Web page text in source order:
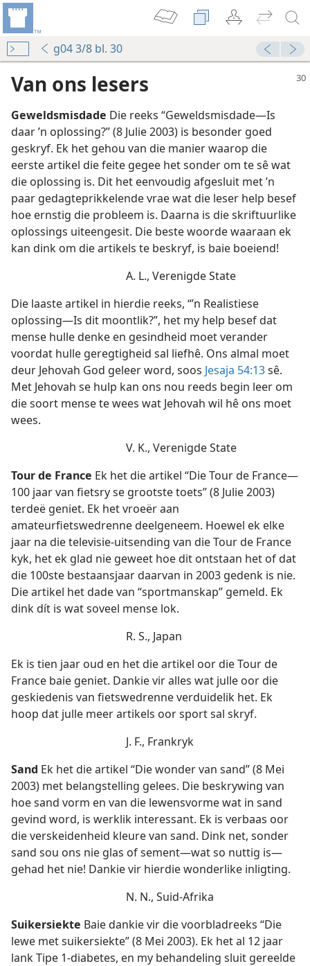
g04 3/8 bl. 30
Van ons lesers
Geweldsmisdade
daar ’n oplossing?” (8 Julie 2003) is besonder goed
geskryf. Ek het gehou van die manier waarop die
eerste artikel die feite gegee het sonder om te sê wat
die oplossing is. Dit het eenvoudig afgesluit met ’n
paar gedagteprikkelende vrae wat die leser help besef
hoe ernstig die probleem is. Daarna is die skriftuurlike
oplossings uiteengesit. Die beste woorde waaraan ek
kan dink om die artikels te beskryf, is baie boeiend!
A. L., Verenigde State
Die laaste artikel in hierdie reeks, “’n Realistiese
oplossing—Is dit moontlik?”, het my help besef dat
mense hulle denke en gesindheid moet verander
voordat hulle geregtigheid sal liefhê. Ons almal moet
deur Jehovah God geleer word, soos Jesaja 54:13sê.
Met Jehovah se hulp kan ons nou reeds begin leer om
die soort mense te wees wat Jehovah wil hê ons moet
wees.
V. K., Verenigde State
Tour de France
100 jaar van fietsry se grootste toets” (8 Julie 2003)
terdeë geniet. Ek het vroeër aan
amateurfietswedrenne deelgeneem. Hoewel ek elke
jaar na die televisie-uitsending van die Tour de France
kyk, het ek glad nie geweet hoe dit ontstaan het of dat
die 100ste bestaansjaar daarvan in 2003 gedenk is nie.
Die artikel het dade van “sportmanskap” gemeld. Ek
dink dít is wat soveel mense lok.
R. S., Japan
Ek is tien jaar oud en het die artikel oor die Tour de
France baie geniet. Dankie vir alles wat julle oor die
geskiedenis van fietswedrenne verduidelik het. Ek
hoop dat julle meer artikels oor sport sal skryf.
J. F., Frankryk
Sand
2003) met belangstelling gelees. Die beskrywing van
hoe sand vorm en van die lewensvorme wat in sand
gevind word, is werklik interessant. Ek is verbaas oor
die verskeidenheid kleure van sand. Dink net, sonder
sand sou ons nie glas of sement—wat so nuttig is—
gehad het nie! Dankie vir hierdie wonderlike inligting.
N. N., Suid-Afrika
Suikersiekte
lewe met suikersiekte” (8 Mei 2003). Ek het al 12 jaar
lank Tipe 1-diabetes, en my behandeling sluit gereelde